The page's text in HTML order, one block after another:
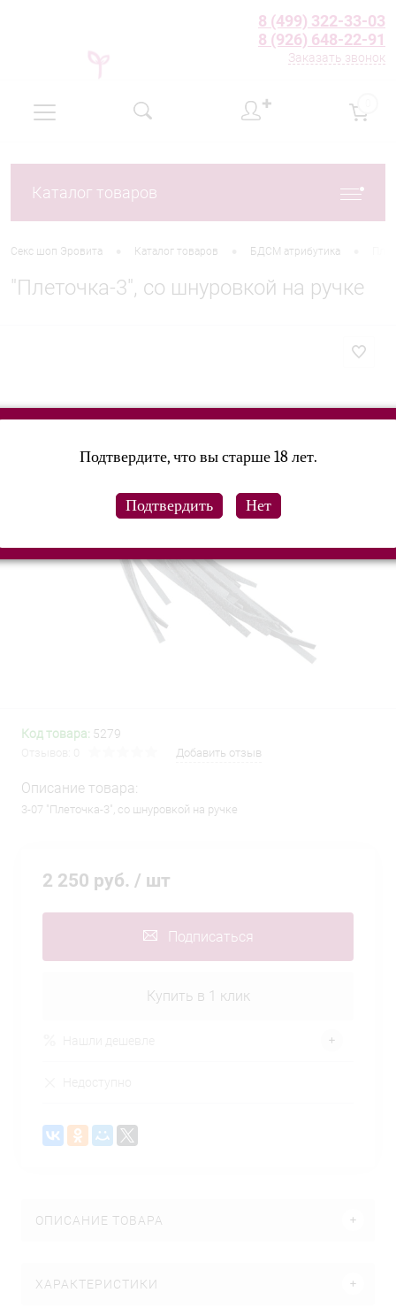
8 (499) 322-33-03
8 (926) 648-22-91
Заказать звонок
✚
Каталог товаров
Секс шоп Эровита Каталог товаров БДСМ атрибутика
"Плеточка-3", со шнуровкой на ручке
Код товара: 5279
Добавить отзыв
Описание товара:
3-07 "Плеточка-3", со шнуровкой на ручке
2 250 руб. / шт
Подписаться
Купить в 1 клик
ОПИСАНИЕ ТОВАРА
ХАРАКТЕРИСТИКИ
Подтвердите, что вы старше 18 лет.